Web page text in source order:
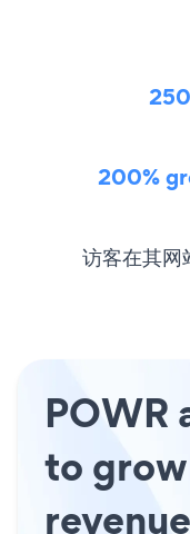
200%
访客在其网
POWR
to